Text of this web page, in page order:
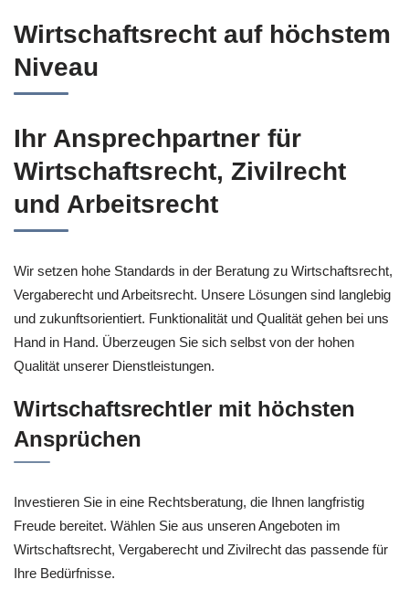
Wirtschaftsrecht auf höchstem
Niveau
Ihr Ansprechpartner für
Wirtschaftsrecht, Zivilrecht
und Arbeitsrecht
Wir setzen hohe Standards in der Beratung zu Wirtschaftsrecht,
Vergaberecht und Arbeitsrecht. Unsere Lösungen sind langlebig
und zukunftsorientiert. Funktionalität und Qualität gehen bei uns
Hand in Hand. Überzeugen Sie sich selbst von der hohen
Qualität unserer Dienstleistungen.
Wirtschaftsrechtler mit höchsten
Ansprüchen
Investieren Sie in eine Rechtsberatung, die Ihnen langfristig
Freude bereitet. Wählen Sie aus unseren Angeboten im
Wirtschaftsrecht, Vergaberecht und Zivilrecht das passende für
Ihre Bedürfnisse.